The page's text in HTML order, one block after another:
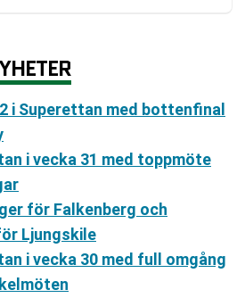
i Superettan med bottenfinal
i vecka 31 med toppmöte
för Falkenberg och
Ljungskile
i vecka 30 med full omgång